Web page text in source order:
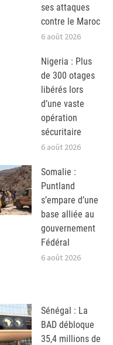
ses attaques
contre le Maroc
6 août 2026
Nigeria : Plus
de 300 otages
libérés lors
d’une vaste
opération
sécuritaire
6 août 2026
Somalie :
Puntland
s’empare d’une
base alliée au
gouvernement
Fédéral
6 août 2026
Sénégal : La
BAD débloque
35,4 millions de